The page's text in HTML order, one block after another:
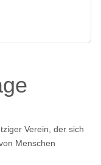
Verein, der sich
Menschen